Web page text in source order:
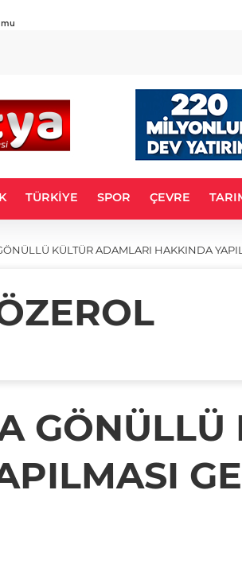
TÜRKİYE SPOR ÇEVRE
KÜLTÜR ADAMLARI HAKKINDA